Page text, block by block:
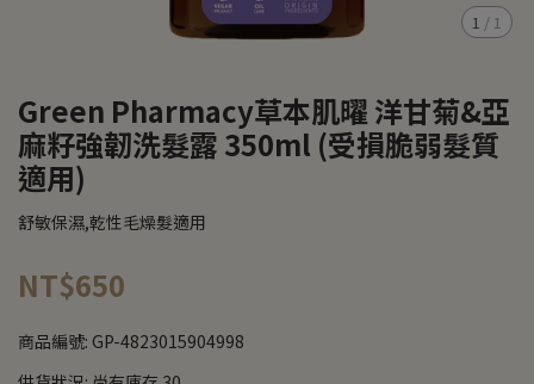
1 / 1
Green Pharmacy草本肌曜 洋甘菊&亞
麻籽強韌洗髮露 350ml (受損脆弱髮質
適用)
舒敏保濕,乾性毛燥髮適用
NT$650
商品編號: GP-4823015904998